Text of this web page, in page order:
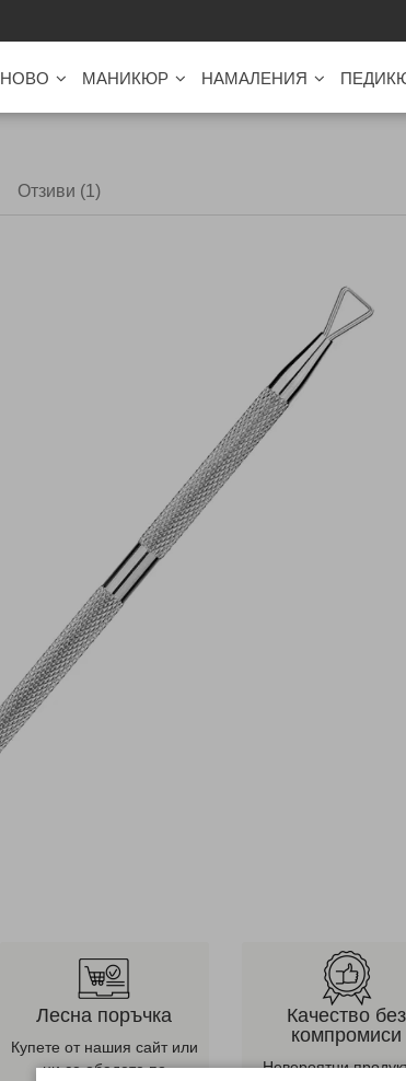
НОВО МАНИКЮР НАМАЛЕНИЯ
Отзиви (1)
Лесна поръчка
Купете от нашия сайт или
ни се обадете по
Качество без
компромиси
Невероятни